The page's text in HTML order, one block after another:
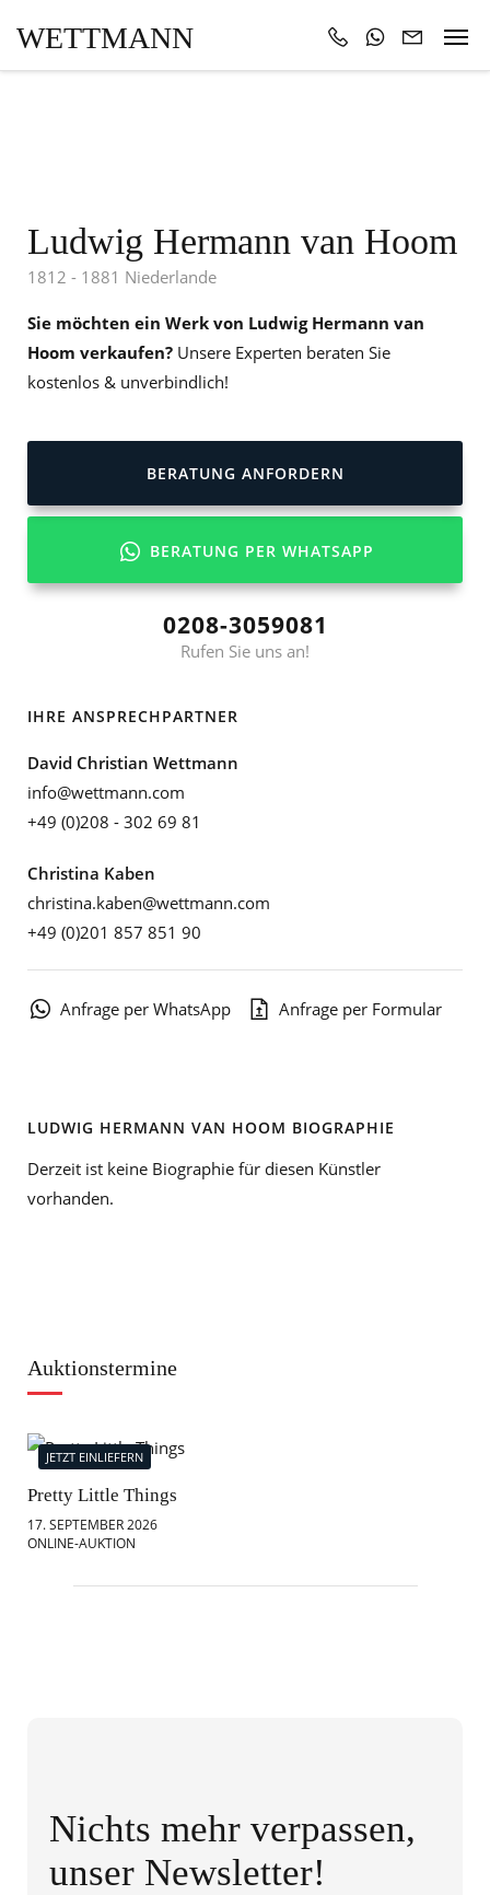
WETTMANN
Ludwig Hermann van Hoom
1812 - 1881 Niederlande
Sie möchten ein Werk von Ludwig Hermann van
Hoom verkaufen? Unsere Experten beraten Sie
kostenlos & unverbindlich!
BERATUNG ANFORDERN
BERATUNG PER WHATSAPP
0208-3059081
Rufen Sie uns an!
IHRE ANSPRECHPARTNER
David Christian Wettmann
info@wettmann.com
+49 (0)208 - 302 69 81
Christina Kaben
christina.kaben@wettmann.com
+49 (0)201 857 851 90
Anfrage per WhatsApp Anfrage per Formular
LUDWIG HERMANN VAN HOOM BIOGRAPHIE
Derzeit ist keine Biographie für diesen Künstler
vorhanden.
Auktionstermine
JETZT EINLIEFERN
Pretty Little Things
17. SEPTEMBER 2026
ONLINE-AUKTION
Nichts mehr verpassen,
unser Newsletter!